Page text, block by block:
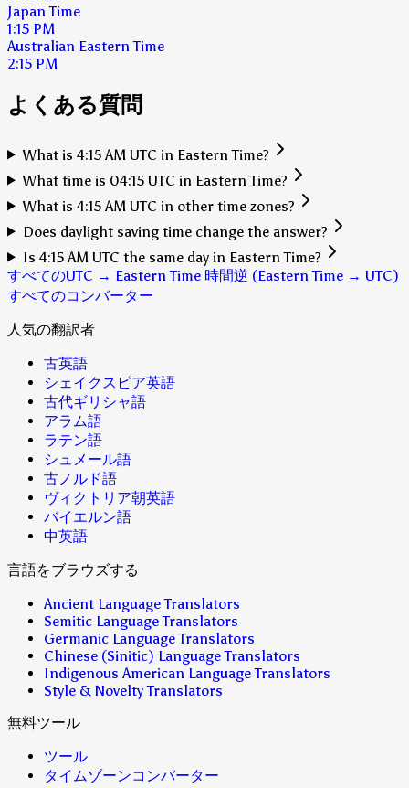
Japan Time
1:15 PM
Australian Eastern Time
2:15 PM
よくある質問
What is 4:15 AM UTC in Eastern Time?
What time is 04:15 UTC in Eastern Time?
What is 4:15 AM UTC in other time zones?
Does daylight saving time change the answer?
Is 4:15 AM UTC the same day in Eastern Time?
すべてのUTC → Eastern Time 時間逆 (Eastern Time → UTC)
すべてのコンバーター
人気の翻訳者
古英語
シェイクスピア英語
古代ギリシャ語
アラム語
ラテン語
シュメール語
古ノルド語
ヴィクトリア朝英語
バイエルン語
中英語
言語をブラウズする
Ancient Language Translators
Semitic Language Translators
Germanic Language Translators
Chinese (Sinitic) Language Translators
Indigenous American Language Translators
Style & Novelty Translators
無料ツール
ツール
タイムゾーンコンバーター